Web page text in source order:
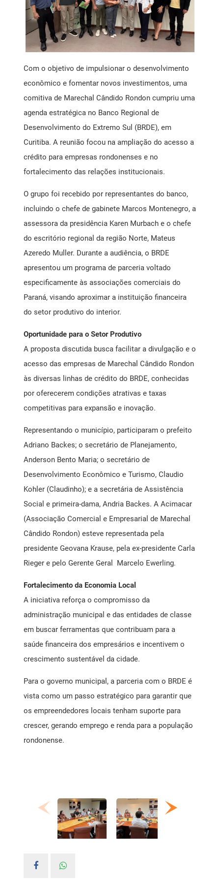
Com o objetivo de impulsionar o desenvolvimento
econômico e fomentar novos investimentos, uma
comitiva de Marechal Cândido Rondon cumpriu uma
agenda estratégica no Banco Regional de
Desenvolvimento do Extremo Sul (BRDE), em
Curitiba. A reunião focou na ampliação do acesso a
crédito para empresas rondonenses e no
fortalecimento das relações institucionais.
O grupo foi recebido por representantes do banco,
incluindo o chefe de gabinete Marcos Montenegro, a
assessora da presidência Karen Murbach e o chefe
do escritório regional da região Norte, Mateus
Azeredo Muller. Durante a audiência, o BRDE
apresentou um programa de parceria voltado
especificamente às associações comerciais do
Paraná, visando aproximar a instituição financeira
do setor produtivo do interior.
Oportunidade para o Setor Produtivo
A proposta discutida busca facilitar a divulgação e o
acesso das empresas de Marechal Cândido Rondon
às diversas linhas de crédito do BRDE, conhecidas
por oferecerem condições atrativas e taxas
competitivas para expansão e inovação.
Representando o município, participaram o prefeito
Adriano Backes; o secretário de Planejamento,
Anderson Bento Maria; o secretário de
Desenvolvimento Econômico e Turismo, Claudio
Kohler (Claudinho); e a secretária de Assistência
Social e primeira-dama, Andria Backes. A Acimacar
(Associação Comercial e Empresarial de Marechal
Cândido Rondon) esteve representada pela
presidente Geovana Krause, pela ex-presidente Carla
Rieger e pelo Gerente Geral Marcelo Ewerling.
Fortalecimento da Economia Local
A iniciativa reforça o compromisso da
administração municipal e das entidades de classe
em buscar ferramentas que contribuam para a
saúde financeira dos empresários e incentivem o
crescimento sustentável da cidade.
Para o governo municipal, a parceria com o BRDE é
vista como um passo estratégico para garantir que
os empreendedores locais tenham suporte para
crescer, gerando emprego e renda para a população
rondonense.
Mensagem Motivacional
Ponto de Atendimento ao Empreendedor SEBRAE
Registro de Marcas
Saúde Livre Vacinas
Saúde Ocupacional